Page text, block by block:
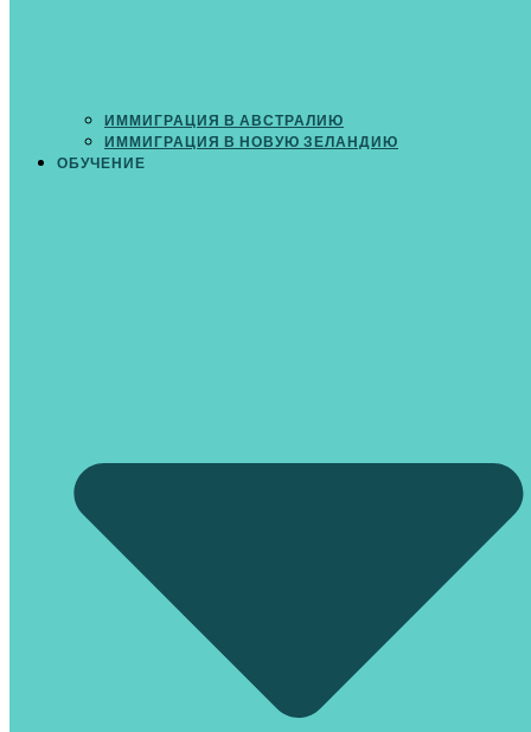
ИММИГРАЦИЯ В АВСТРАЛИЮ
ИММИГРАЦИЯ В НОВУЮ ЗЕЛАНДИЮ
ОБУЧЕНИЕ